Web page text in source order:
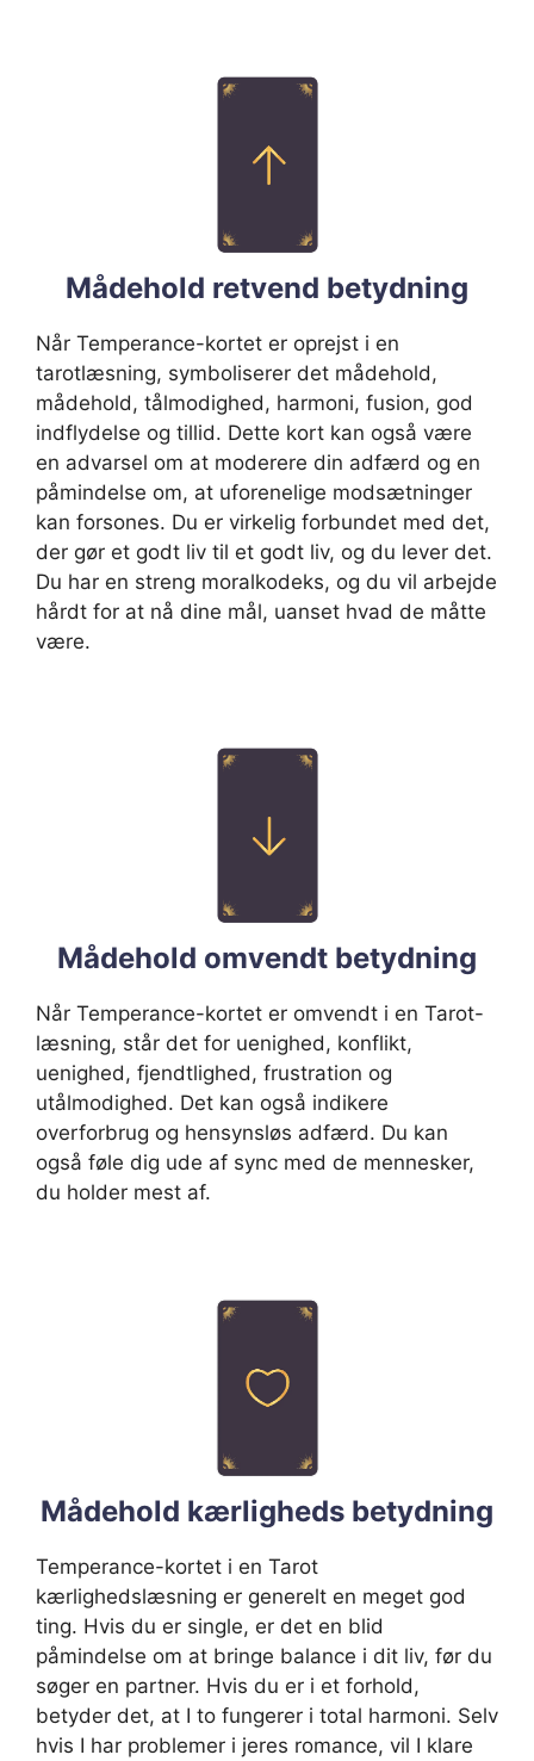
Mådehold retvend betydning
Når Temperance-kortet er oprejst i en
tarotlæsning, symboliserer det mådehold,
mådehold, tålmodighed, harmoni, fusion, god
indflydelse og tillid. Dette kort kan også være
en advarsel om at moderere din adfærd og en
påmindelse om, at uforenelige modsætninger
kan forsones. Du er virkelig forbundet med det,
der gør et godt liv til et godt liv, og du lever det.
Du har en streng moralkodeks, og du vil arbejde
hårdt for at nå dine mål, uanset hvad de måtte
være.
Mådehold omvendt betydning
Når Temperance-kortet er omvendt i en Tarot-
læsning, står det for uenighed, konflikt,
uenighed, fjendtlighed, frustration og
utålmodighed. Det kan også indikere
overforbrug og hensynsløs adfærd. Du kan
også føle dig ude af sync med de mennesker,
du holder mest af.
Mådehold kærligheds betydning
Temperance-kortet i en Tarot
kærlighedslæsning er generelt en meget god
ting. Hvis du er single, er det en blid
påmindelse om at bringe balance i dit liv, før du
søger en partner. Hvis du er i et forhold,
betyder det, at I to fungerer i total harmoni. Selv
hvis I har problemer i jeres romance, vil I klare